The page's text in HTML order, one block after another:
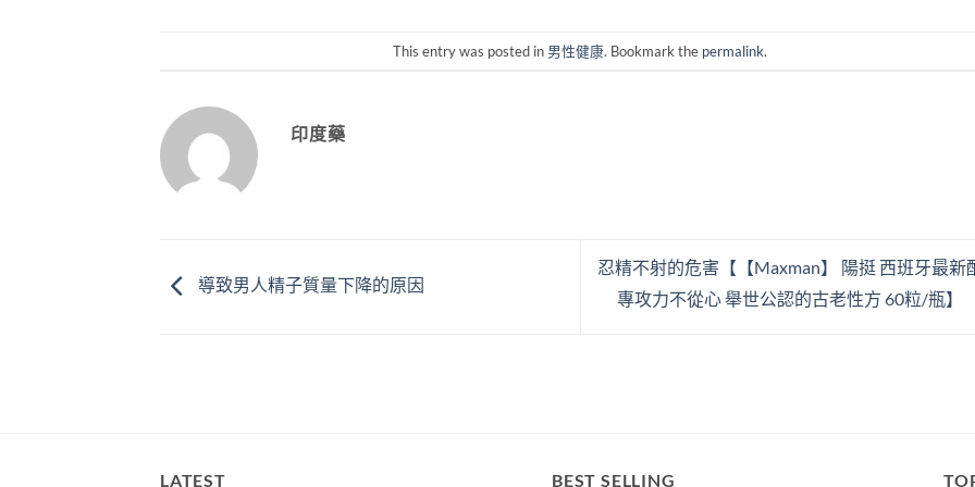
This entry was posted in 男性健康. Bookmark the permalink.
印度藥
導致男人精子質量下降的原因
忍精不射的危害【【Maxman】 陽挺 西班牙最新
專攻力不從心 舉世公認的古老性方 60粒/瓶】
LATEST BEST SELLING